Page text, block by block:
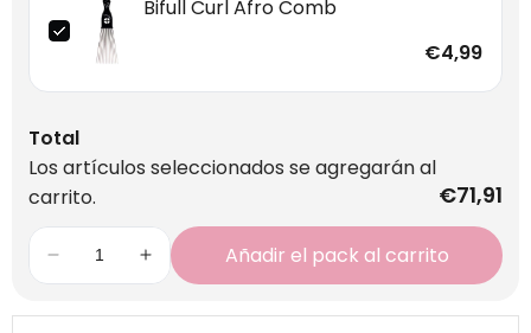
Bifull Curl Afro Comb
€4,99
Total
Los artículos seleccionados se agregarán al
carrito.
€71,91
Añadir el pack al carrito